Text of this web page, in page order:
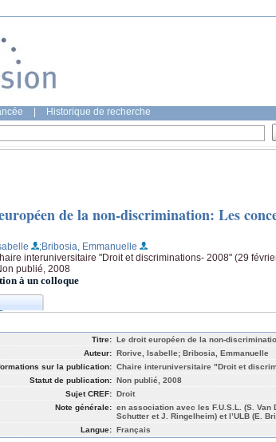
Historique de recherche
de la non-discrimination: Les
;Bribosia, Emmanuelle
interuniversitaire "Droit et discriminations- 2008" (29
publié, 2008
à un colloque
Titre: Le droit européen de la non-
Auteur: Rorive, Isabelle; Bribosia, Emmanuelle
sur la publication: Chaire interuniversitaire "Droit et
Statut de publication: Non publié, 2008
Sujet CREF: Droit
Note générale: en association avec les F.U.S.L. (S. Van
Schutter et J. Ringelheim) et l’ULB (E.
Langue: Français